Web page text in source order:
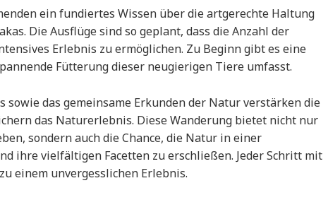
ein fundiertes Wissen über die artgerechte Haltung
Die Ausflüge sind so geplant, dass die Anzahl der
Erlebnis zu ermöglichen. Zu Beginn gibt es eine
Fütterung dieser neugierigen Tiere umfasst.
das gemeinsame Erkunden der Natur verstärken die
das Naturerlebnis. Diese Wanderung bietet nicht nur
sondern auch die Chance, die Natur in einer
ihre vielfältigen Facetten zu erschließen. Jeder Schritt mit
einem unvergesslichen Erlebnis.